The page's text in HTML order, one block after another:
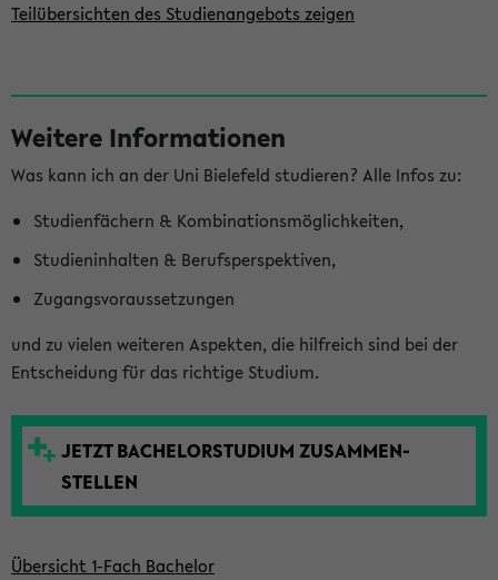
Teilübersichten des Studienangebots zeigen
e
i
t
e
n
e
e
Weitere Informationen
Was kann ich an der Uni Bielefeld studieren? Alle Infos zu:
Studienfächern & Kombinationsmöglichkeiten,
Studieninhalten & Berufsperspektiven,
Zugangsvoraussetzungen
und zu vielen weiteren Aspekten, die hilfreich sind bei der
Entscheidung für das richtige Studium.
JETZT BACHELOR­STUDIUM ZUSAMMEN­
STELLEN
Übersicht 1-Fach Bachelor